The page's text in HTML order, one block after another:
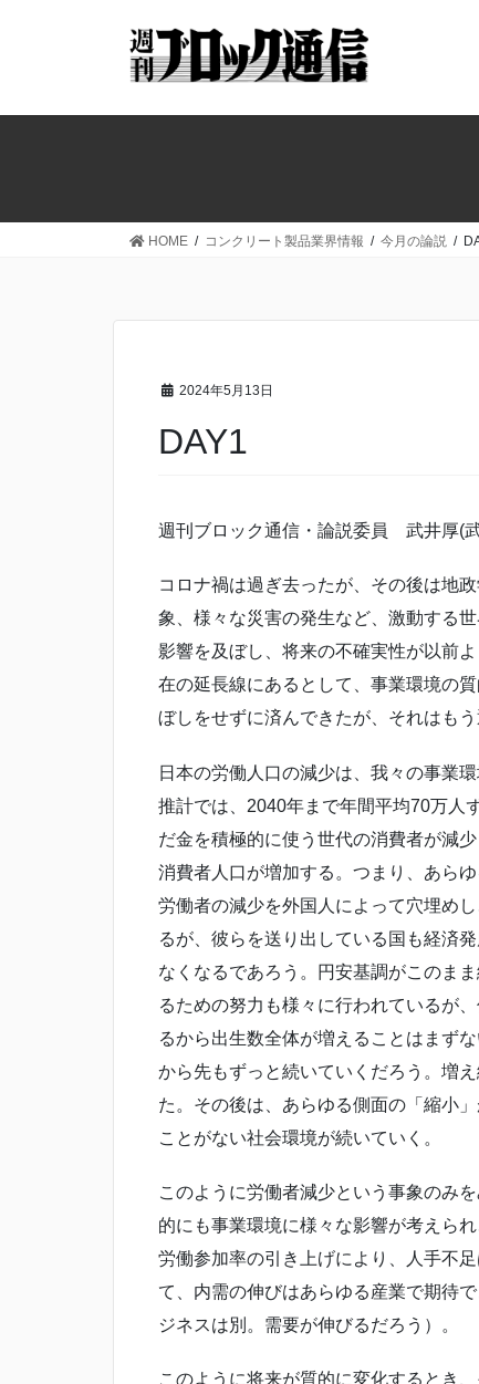
ツ
ッ
シ
移
HOME コンクリート製品業界情報 今月の論説
2024年5月13日
DAY1
週刊ブロック通信・論説委員 武井厚(
コロナ禍は過ぎ去ったが、その後は地
象、様々な災害の発生など、激動する
影響を及ぼし、将来の不確実性が以前
在の延長線にあるとして、事業環境の
ぼしをせずに済んできたが、それはも
日本の労働人口の減少は、我々の事業
推計では、2040年まで年間平均70万人
だ金を積極的に使う世代の消費者が減
消費者人口が増加する。つまり、あら
労働者の減少を外国人によって穴埋め
るが、彼らを送り出している国も経済
なくなるであろう。円安基調がこのま
るための努力も様々に行われているが
るから出生数全体が増えることはまず
から先もずっと続いていくだろう。増
た。その後は、あらゆる側面の「縮小
ことがない社会環境が続いていく。
このように労働者減少という事象のみ
的にも事業環境に様々な影響が考えら
労働参加率の引き上げにより、人手不
て、内需の伸びはあらゆる産業で期待
ジネスは別。需要が伸びるだろう）。
このように将来が質的に変化するとき